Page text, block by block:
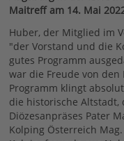
Maitreff am 14. Mai
Huber, der Mitglied im
"der Vorstand und die
gutes Programm
war die Freude von
Programm klingt
die historische Altstadt,
Diözesanpräses Pater
Kolping Österreich